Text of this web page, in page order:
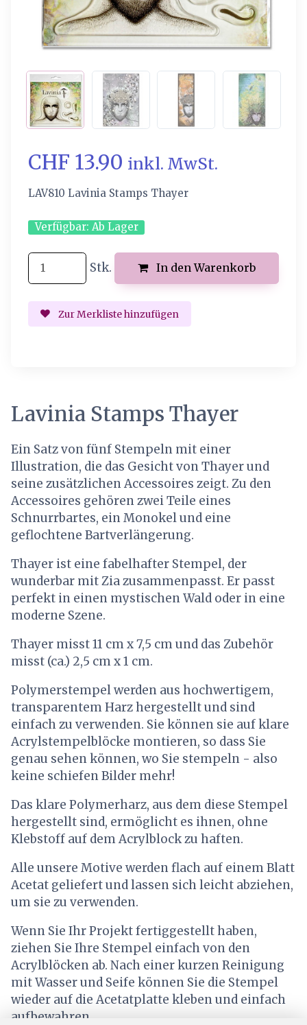
CHF 13.90 inkl. MwSt.
LAV810 Lavinia Stamps Thayer
Verfügbar: Ab Lager
Stk. In den Warenkorb
Zur Merkliste hinzufügen
Lavinia Stamps Thayer
Ein Satz von fünf Stempeln mit einer
Illustration, die das Gesicht von Thayer und
seine zusätzlichen Accessoires zeigt. Zu den
Accessoires gehören zwei Teile eines
Schnurrbartes, ein Monokel und eine
geflochtene Bartverlängerung.
Thayer ist eine fabelhafter Stempel, der
wunderbar mit Zia zusammenpasst. Er passt
perfekt in einen mystischen Wald oder in eine
moderne Szene.
Thayer misst 11 cm x 7,5 cm und das Zubehör
misst (ca.) 2,5 cm x 1 cm.
Polymerstempel werden aus hochwertigem,
transparentem Harz hergestellt und sind
einfach zu verwenden. Sie können sie auf klare
Acrylstempelblöcke montieren, so dass Sie
genau sehen können, wo Sie stempeln - also
keine schiefen Bilder mehr!
Das klare Polymerharz, aus dem diese Stempel
hergestellt sind, ermöglicht es ihnen, ohne
Klebstoff auf dem Acrylblock zu haften.
Alle unsere Motive werden flach auf einem Blatt
Acetat geliefert und lassen sich leicht abziehen,
um sie zu verwenden.
Wenn Sie Ihr Projekt fertiggestellt haben,
ziehen Sie Ihre Stempel einfach von den
Acrylblöcken ab. Nach einer kurzen Reinigung
mit Wasser und Seife können Sie die Stempel
wieder auf die Acetatplatte kleben und einfach
aufbewahren.